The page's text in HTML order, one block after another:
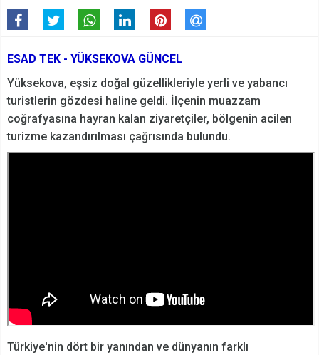
ESAD TEK - YÜKSEKOVA GÜNCEL
Yüksekova, eşsiz doğal güzellikleriyle yerli ve yabancı
turistlerin gözdesi haline geldi. İlçenin muazzam
coğrafyasına hayran kalan ziyaretçiler, bölgenin acilen
turizme kazandırılması çağrısında bulundu.
Türkiye'nin dört bir yanından ve dünyanın farklı